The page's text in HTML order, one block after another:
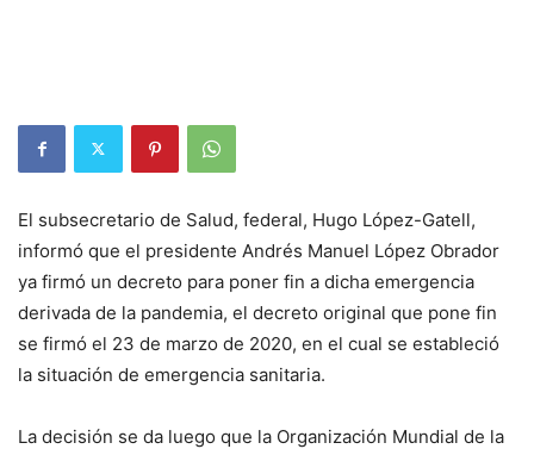
El subsecretario de Salud, federal, Hugo López-Gatell,
informó que el presidente Andrés Manuel López Obrador
ya firmó un decreto para poner fin a dicha emergencia
derivada de la pandemia, el decreto original que pone fin
se firmó el 23 de marzo de 2020, en el cual se estableció
la situación de emergencia sanitaria.
La decisión se da luego que la Organización Mundial de la